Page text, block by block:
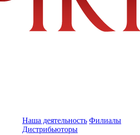
Наша деятельность Филиалы
Дистрибьюторы